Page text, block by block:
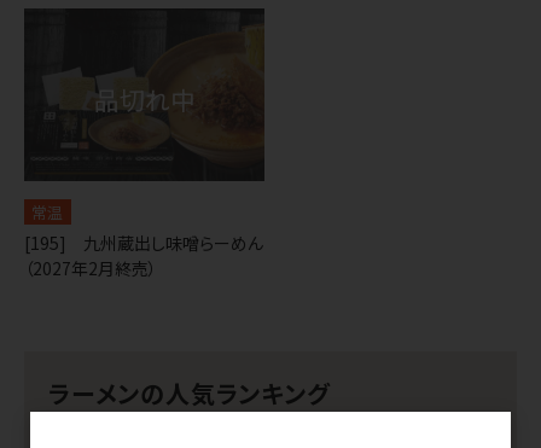
常温
[195] 九州蔵出し味噌らーめん
（2027年2月終売）
ラーメンの人気ランキング